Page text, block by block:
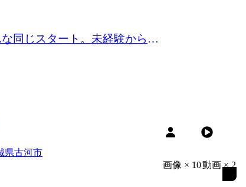
同じスタート。未経験から
県古河市
画像 × 10動画×2